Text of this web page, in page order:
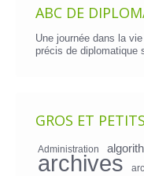
ABC DE
Une journée dans la
précis de diplomatique
GROS ET
Administration
archives